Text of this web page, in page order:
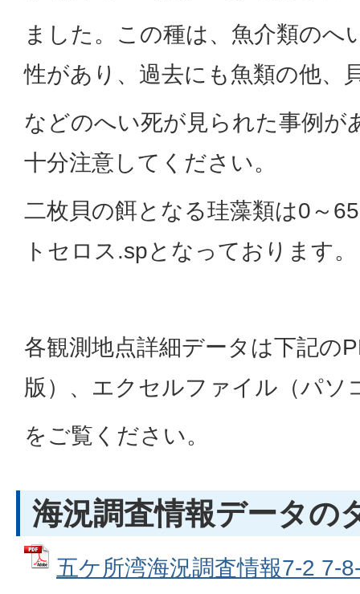
ました。この種は、魚介類のへ
性があり、過去にも魚類の他、
などのへい死が見られた事例が
十分注意してください。
二枚貝の餌となる珪藻類は0～
トセロス.spとなっております。
各観測地点詳細データは下記の
版）、エクセルファイル（パソ
をご覧ください。
海況調査情報データの
五ケ所湾海況調査情報7-2 7-